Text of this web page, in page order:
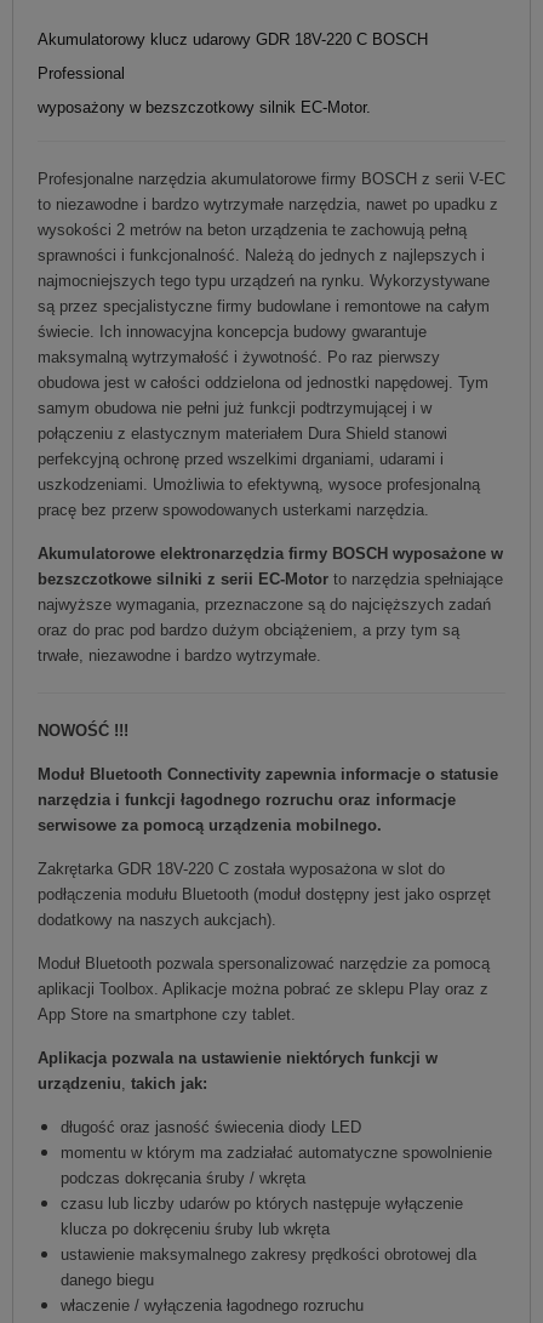
Akumulatorowy klucz udarowy GDR 18V-220 C BOSCH
Professional
wyposażony w bezszczotkowy silnik EC-Motor.
Profesjonalne narzędzia akumulatorowe firmy BOSCH z serii V-EC
to niezawodne i bardzo wytrzymałe narzędzia, nawet po upadku z
wysokości 2 metrów na beton urządzenia te zachowują pełną
sprawności i funkcjonalność. Należą do jednych z najlepszych i
najmocniejszych tego typu urządzeń na rynku. Wykorzystywane
są przez specjalistyczne firmy budowlane i remontowe na całym
świecie. Ich innowacyjna koncepcja budowy gwarantuje
maksymalną wytrzymałość i żywotność. Po raz pierwszy
obudowa jest w całości oddzielona od jednostki napędowej. Tym
samym obudowa nie pełni już funkcji podtrzymującej i w
połączeniu z elastycznym materiałem Dura Shield stanowi
perfekcyjną ochronę przed wszelkimi drganiami, udarami i
uszkodzeniami. Umożliwia to efektywną, wysoce profesjonalną
pracę bez przerw spowodowanych usterkami narzędzia.
Akumulatorowe elektronarzędzia firmy BOSCH wyposażone w
bezszczotkowe silniki z serii EC-Motor to narzędzia spełniające
najwyższe wymagania, przeznaczone są do najcięższych zadań
oraz do prac pod bardzo dużym obciążeniem, a przy tym są
trwałe, niezawodne i bardzo wytrzymałe.
NOWOŚĆ !!!
Moduł Bluetooth Connectivity zapewnia informacje o statusie
narzędzia i funkcji łagodnego rozruchu oraz informacje
serwisowe za pomocą urządzenia mobilnego.
Zakrętarka GDR 18V-220 C została wyposażona w slot do
podłączenia modułu Bluetooth (moduł dostępny jest jako osprzęt
dodatkowy na naszych aukcjach).
Moduł Bluetooth pozwala spersonalizować narzędzie za pomocą
aplikacji Toolbox. Aplikacje można pobrać ze sklepu Play oraz z
App Store na smartphone czy tablet.
Aplikacja pozwala na ustawienie niektórych funkcji w
urządzeniu takich jak:
długość oraz jasność świecenia diody LED
momentu w którym ma zadziałać automatyczne spowolnienie
podczas dokręcania śruby / wkręta
czasu lub liczby udarów po których następuje wyłączenie
klucza po dokręceniu śruby lub wkręta
ustawienie maksymalnego zakresy prędkości obrotowej dla
danego biegu
właczenie / wyłączenia łagodnego rozruchu